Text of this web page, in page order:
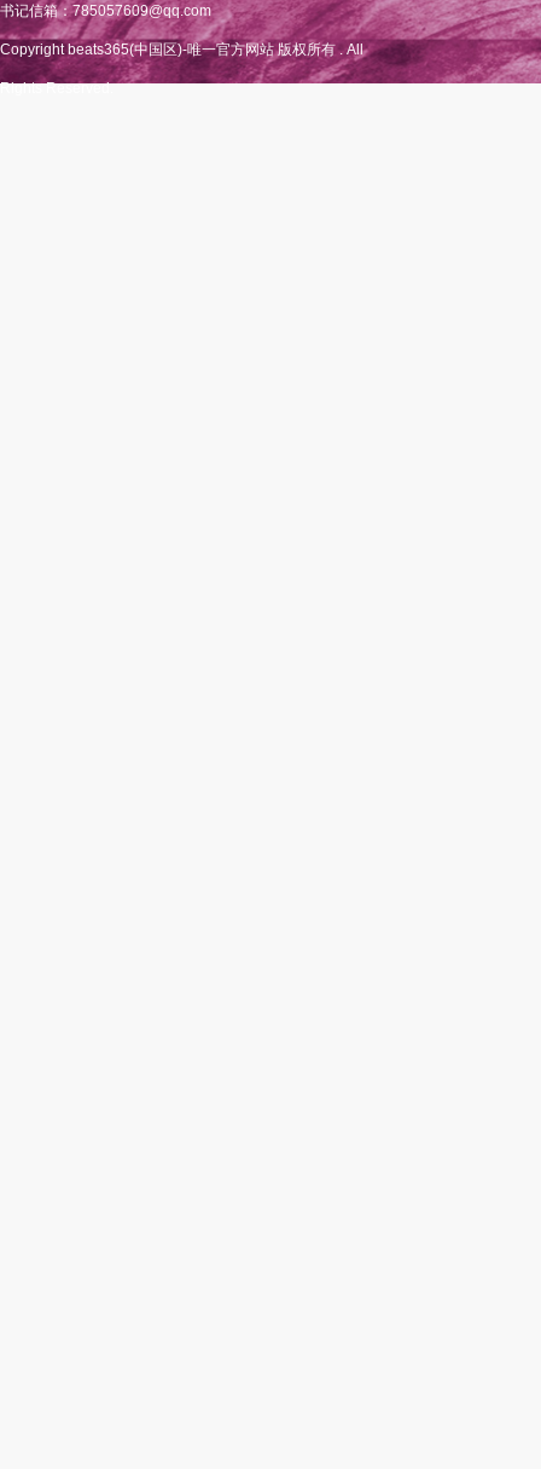
书记信箱：785057609@qq.com
Copyright beats365(中国区)-唯一官方网站 版权所有 . All
Rights Reserved.